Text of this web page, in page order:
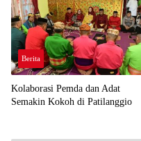
Berita
Kolaborasi Pemda dan Adat
Semakin Kokoh di Patilanggio